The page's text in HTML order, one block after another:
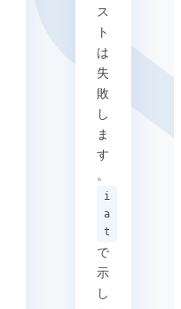
ス
ト
は
失
敗
し
ま
す
。
i
a
t
で
示
し